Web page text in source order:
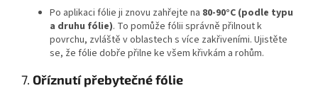
Po aplikaci fólie ji znovu zahřejte na 80-90°C (podle typu
a druhu fólie). To pomůže fólii správně přilnout k
povrchu, zvláště v oblastech s více zakřiveními. Ujistěte
se, že fólie dobře přilne ke všem křivkám a rohům.
7. Oříznutí přebytečné fólie